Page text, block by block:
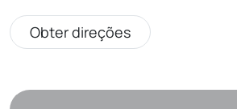
Obter direções